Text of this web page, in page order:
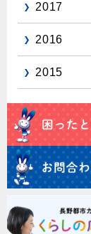
2017
2016
2015